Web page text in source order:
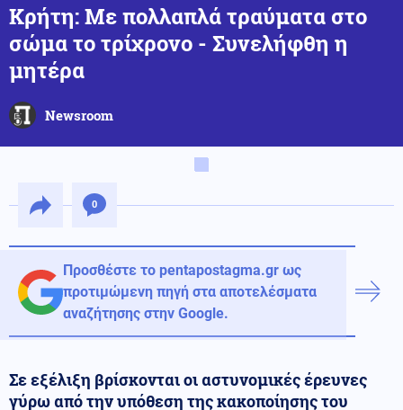
Κρήτη: Με πολλαπλά τραύματα στο
σώμα το τρίχρονο - Συνελήφθη η
μητέρα
Newsroom
0
Προσθέστε το pentapostagma.gr ως
προτιμώμενη πηγή στα αποτελέσματα
αναζήτησης στην Google.
Σε εξέλιξη βρίσκονται οι αστυνομικές έρευνες
γύρω από την υπόθεση της κακοποίησης του